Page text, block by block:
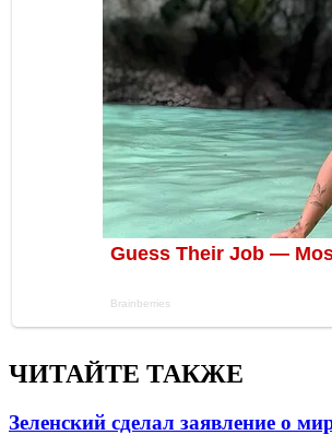
ЧИТАЙТЕ ТАКЖЕ
Зеленский сделал заявление о